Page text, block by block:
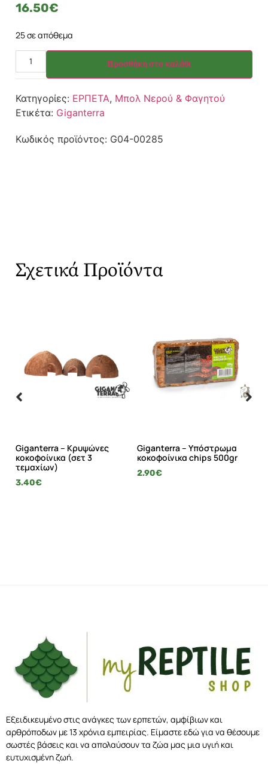
16.50€
25 σε απόθεμα
Προσθήκη στο καλάθι
Κατηγορίες: ΕΡΠΕΤΑ, Μπολ Νερού & Φαγητού
Ετικέτα: Giganterra
Κωδικός προϊόντος: G04-00285
Σχετικά Προϊόντα
Giganterra – Κρυψώνες
κοκοφοίνικα (σετ 3
τεμαχίων)
3.40€
Giganterra – Υπόστρωμα
κοκοφοίνικα chips 500gr
2.90€
Εξειδικευμένο στις ανάγκες των ερπετών, αμφίβιων και
αρθρόποδων με 13 χρόνια εμπειρίας. Είμαστε εδώ για να θέσουμε
σωστές βάσεις και να απολαύσουν τα ζώα μας μια υγιή και
ευτυχισμένη ζωή.